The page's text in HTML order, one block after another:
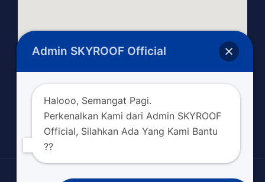
Copyright © 2026 skyroofofficial.com
Admin SKYROOF Official
Halooo, Semangat Pagi.
Perkenalkan Kami dari Admin SKYROOF
Official, Silahkan Ada Yang Kami Bantu
??